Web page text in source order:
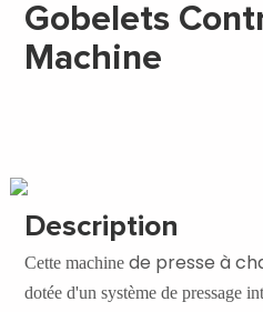
Gobelets
Machine
Description
Cette machine de presse à
dotée d'un système de pressage